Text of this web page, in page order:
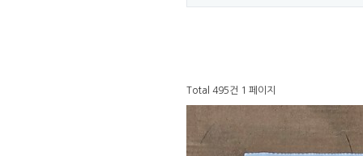
Total 495건 1 페이지